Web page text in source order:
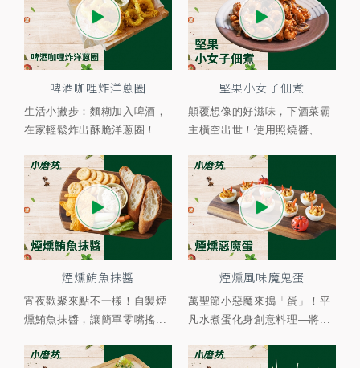
啤酒咖哩炸洋蔥圈
生活小撇步：麵糊加入啤酒，
在家輕鬆炸出酥脆洋蔥圈！...
堅果小女子佃煮
顛覆想像的好滋味，下酒菜霸
主橫空出世！使用照燒醬、...
煙燻鮪魚抹醬
宵夜歡聚來點不一樣！自製煙
燻鮪魚抹醬，讓簡單零嘴搖...
煙燻風味魔鬼蛋
萬聖節小惡魔來搗「蛋」！平
凡水煮蛋化身創意料理—將...